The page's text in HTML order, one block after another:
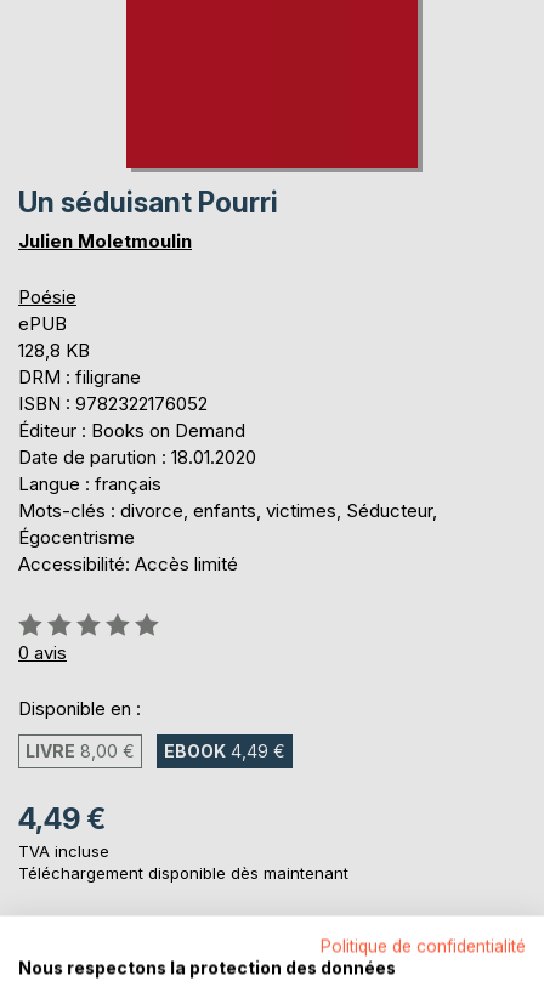
Un séduisant Pourri
Julien Moletmoulin
Poésie
ePUB
128,8 KB
DRM : filigrane
ISBN : 9782322176052
Éditeur : Books on Demand
Date de parution : 18.01.2020
Langue : français
Mots-clés : divorce, enfants, victimes, Séducteur,
Égocentrisme
Accessibilité: Accès limité
Évaluation:
0%
0 avis
Disponible en :
LIVRE 8,00 € EBOOK 4,49 €
4,49 €
TVA incluse
Téléchargement disponible dès maintenant
AJOUTER AU PANIER
Politique de confidentialité
Nous respectons la protection des données